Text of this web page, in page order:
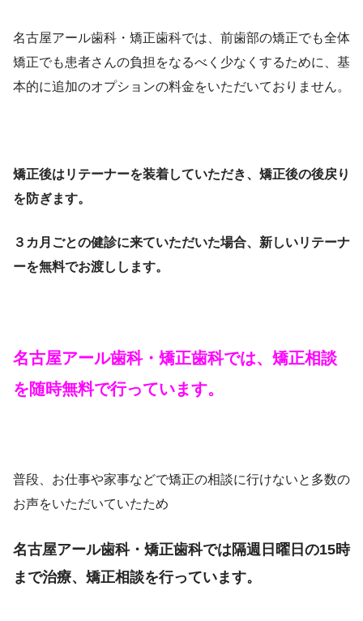
名古屋アール歯科・矯正歯科では、前歯部の矯正でも全体
矯正でも患者さんの負担をなるべく少なくするために、基
本的に追加のオプションの料金をいただいておりません。
矯正後はリテーナーを装着していただき、矯正後の後戻り
を防ぎます。
３カ月ごとの健診に来ていただいた場合、新しいリテーナ
ーを無料でお渡しします。
名古屋アール歯科・矯正歯科では、矯正相談
を随時無料で行っています。
普段、お仕事や家事などで矯正の相談に行けないと多数の
お声をいただいていたため
名古屋アール歯科・矯正歯科では隔週日曜日の15時
まで治療、矯正相談を行っています。